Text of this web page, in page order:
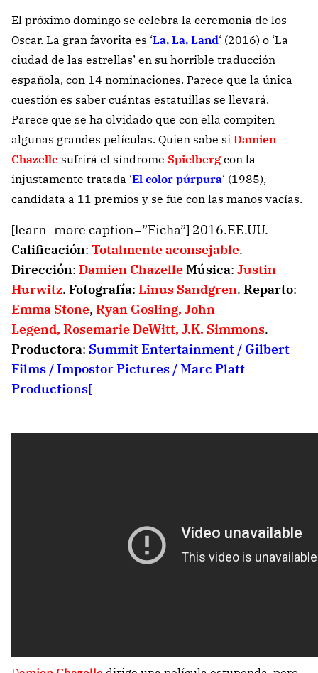
El próximo domingo se celebra la ceremonia de los
Oscar. La gran favorita es ‘La, La, Land‘ (2016) o ‘La
ciudad de las estrellas’ en su horrible traducción
española, con 14 nominaciones. Parece que la única
cuestión es saber cuántas estatuillas se llevará.
Parece que se ha olvidado que con ella compiten
algunas grandes películas. Quien sabe si Damien
Chazelle sufrirá el síndrome Spielberg con la
injustamente tratada ‘El color púrpura‘ (1985),
candidata a 11 premios y se fue con las manos vacías.
[learn_more caption=”Ficha”] 2016.EE.UU.
Calificación: Totalmente aconsejable.
Dirección: Damien ChazelleMúsica: Justin
Hurwitz. Fotografía: Linus Sandgren. Reparto:
Emma Stone, Ryan Gosling, John
Legend, Rosemarie DeWitt, J.K. Simmons.
Productora: Summit Entertainment / Gilbert
Films / Impostor Pictures / Marc Platt
Productions[